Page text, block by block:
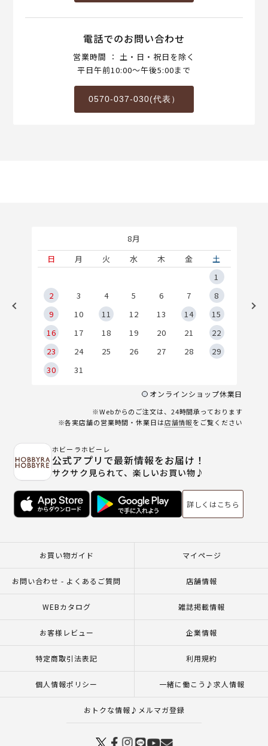
電話でのお問い合わせ
営業時間 ： 土・日・祝日を除く
平日午前10:00～午後5:00まで
0570-037-030(代表）
8月
日
月 火 水 木 金
土
1
2
3 4 5 6 7
8
9
10 11 12 13 14
15
16
17 18 19 20 21
22
23
24 25 26 27 28
29
30
31
オンラインショップ休業日
※Webからのご注文は、24時間承っております
※各実店舗の営業時間・休業日は店舗情報をご覧ください
ホビーラホビーレ
公式アプリで最新情報をお届け！
サクサク見られて、楽しいお買い物♪
詳しくはこちら
お買い物ガイド マイページ
お問い合わせ - よくあるご質問 店舗情報
WEBカタログ 雑誌掲載情報
お客様レビュー 企業情報
特定商取引法表記 利用規約
個人情報ポリシー 一緒に働こう♪求人情報
おトクな情報♪メルマガ登録